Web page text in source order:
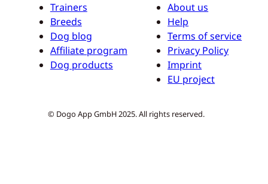
Trainers
Breeds
Dog blog
Affiliate program
Dog products
About us
Help
Terms of service
Privacy Policy
Imprint
EU project
© Dogo App GmbH 2025. All rights reserved.